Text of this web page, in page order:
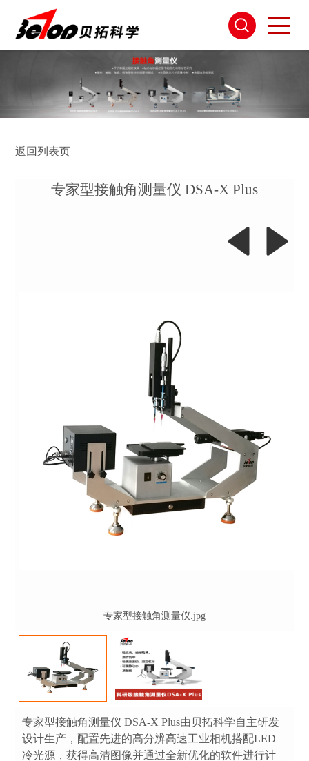
返回列表页
专家型接触角测量仪 DSA-X Plus
专家型接触角测量仪.jpg
专家型接触角测量仪 DSA-X Plus由贝拓科学自主研发
设计生产，配置先进的高分辨高速工业相机搭配LED
冷光源，获得高清图像并通过全新优化的软件进行计